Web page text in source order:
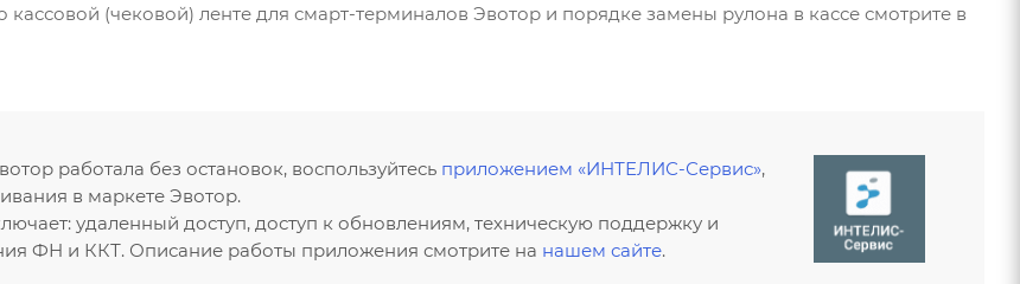
(чековой) ленте для смарт-терминалов Эвотор и порядке замены рулона в кассе смотрите в
работала без остановок, воспользуйтесь приложением «ИНТЕЛИС-Сервис»,
в маркете Эвотор.
удаленный доступ, доступ к обновлениям, техническую поддержку и
ФН и ККТ. Описание работы приложения смотрите на нашем сайте.